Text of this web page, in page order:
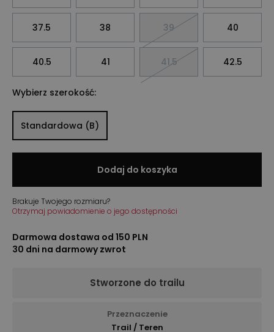
37.5 38 39 40
40.5 41 41.5 42.5
Wybierz szerokość:
Standardowa (B)
Dodaj do koszyka
Brakuje Twojego rozmiaru?
Otrzymaj powiadomienie o jego dostępności
Darmowa dostawa od 150 PLN
30 dni na darmowy zwrot
Stworzone do trailu
Przeznaczenie
Trail / Teren